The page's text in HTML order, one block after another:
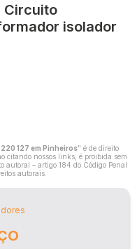
Circuito
isolador
127 em Pinheiros" é de direito
citando nossos links, é proibida sem
autoral – artigo 184 do Código Penal
autorais.